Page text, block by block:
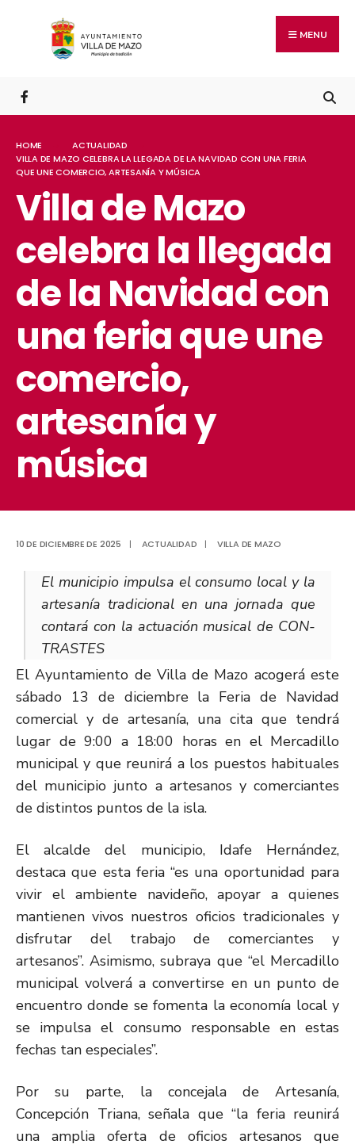
MENU
HOME
ACTUALIDAD
VILLA DE MAZO CELEBRA LA LLEGADA DE LA NAVIDAD CON UNA FERIA
QUE UNE COMERCIO, ARTESANÍA Y MÚSICA
Villa de Mazo
celebra la llegada
de la Navidad con
una feria que une
comercio,
artesanía y
música
10 DE DICIEMBRE DE 2025 | ACTUALIDAD | VILLA DE MAZO
El municipio impulsa el consumo local y la
artesanía tradicional en una jornada que
contará con la actuación musical de CON-
TRASTES
El Ayuntamiento de Villa de Mazo acogerá este
sábado 13 de diciembre la Feria de Navidad
comercial y de artesanía, una cita que tendrá
lugar de 9:00 a 18:00 horas en el Mercadillo
municipal y que reunirá a los puestos habituales
del municipio junto a artesanos y comerciantes
de distintos puntos de la isla.
El alcalde del municipio, Idafe Hernández,
destaca que esta feria “es una oportunidad para
vivir el ambiente navideño, apoyar a quienes
mantienen vivos nuestros oficios tradicionales y
disfrutar del trabajo de comerciantes y
artesanos”. Asimismo, subraya que “el Mercadillo
municipal volverá a convertirse en un punto de
encuentro donde se fomenta la economía local y
se impulsa el consumo responsable en estas
fechas tan especiales”.
Por su parte, la concejala de Artesanía,
Concepción Triana, señala que “la feria reunirá
una amplia oferta de oficios artesanos que